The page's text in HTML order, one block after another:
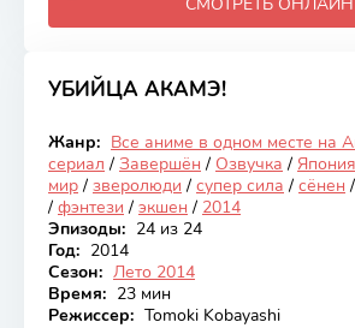
УБИЙЦА АКАМЭ!
Закончен
7.47
Жанр: Все аниме в одном месте на
сериал / Завершён / Озвучка / Япония
мир / зверолюди / супер сила / сёнен /
/ фэнтези / экшен / 2014
Эпизоды: 24 из 24
Год: 2014
Сезон: Лето 2014
Время: 23 мин
Режиссер: Tomoki Kobayashi